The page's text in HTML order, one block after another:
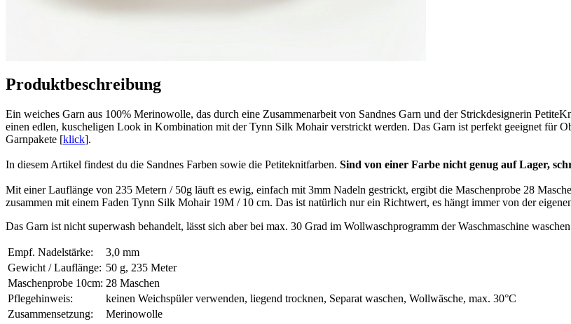
Produktbeschreibung
Ein weiches Garn aus 100% Merinowolle, das durch eine Zusammenarbeit von Sandnes Garn und der Strickdesignerin
einen edlen, kuscheligen Look in Kombination mit der Tynn Silk Mohair verstrickt werden. Das Garn ist perfekt geeignet für
Garnpakete [klick].
In diesem Artikel findest du die Sandnes Farben sowie die Petiteknitfarben. Sind von einer Farbe nicht genug auf Lager,
Mit einer Lauflänge von 235 Metern / 50g läuft es ewig, einfach mit 3mm Nadeln gestrickt, ergibt die Maschenprobe 28
zusammen mit einem Faden Tynn Silk Mohair 19M / 10 cm. Das ist natürlich nur ein Richtwert, es hängt immer von der
Das Garn ist nicht superwash behandelt, lässt sich aber bei max. 30 Grad im Wollwaschprogramm der Waschmaschine
Empf. Nadelstärke:
3,0 mm
Gewicht / Lauflänge: 50 g, 235 Meter
Maschenprobe 10cm: 28 Maschen
Pflegehinweis:
keinen Weichspüler verwenden, liegend trocknen, Separat waschen, Wollwäsche, max. 30°C
Zusammensetzung:
Merinowolle